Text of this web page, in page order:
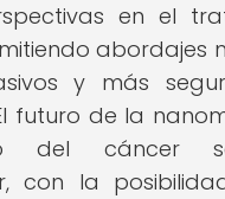
en el
abordajes
y más
futuro de la
del cáncer
con la